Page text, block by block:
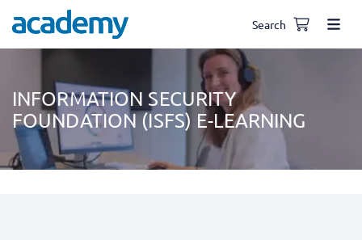
Search
INFORMATION SECURITY
FOUNDATION (ISFS) E-LEARNING